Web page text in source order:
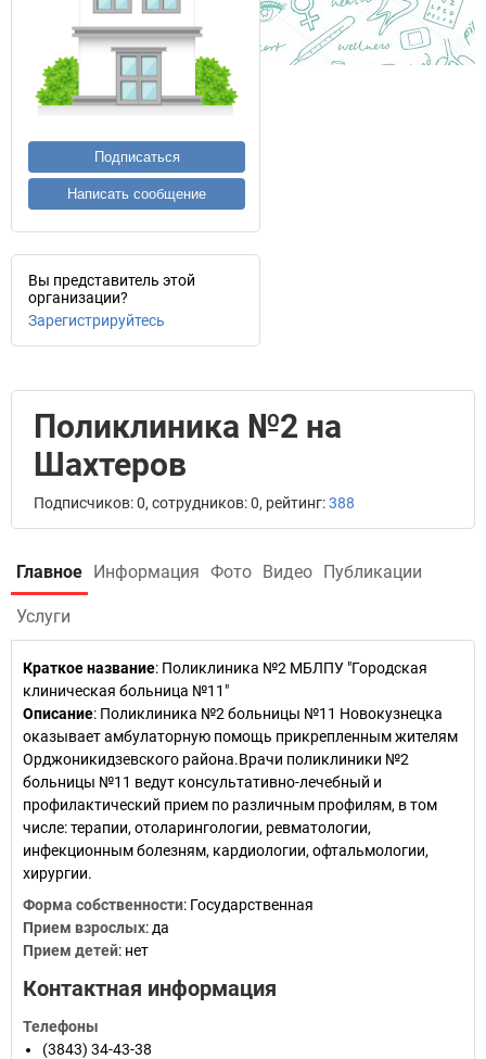
Подписаться
Написать сообщение
Вы представитель этой
организации?
Зарегистрируйтесь
Поликлиника №2 на
Шахтеров
Подписчиков: 0, сотрудников: 0, рейтинг:388
Главное Информация Фото Видео Публикации
Услуги
Краткое название: Поликлиника №2 МБЛПУ "Городская
клиническая больница №11"
Описание: Поликлиника №2 больницы №11 Новокузнецка
оказывает амбулаторную помощь прикрепленным жителям
Орджоникидзевского района.Врачи поликлиники №2
больницы №11 ведут консультативно-лечебный и
профилактический прием по различным профилям, в том
числе: терапии, отоларингологии, ревматологии,
инфекционным болезням, кардиологии, офтальмологии,
хирургии.
Форма собственности: Государственная
Прием взрослых: да
Прием детей: нет
Контактная информация
Телефоны
(3843) 34-43-38